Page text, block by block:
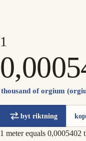
thousand of orgium
byt riktning
1 meter equals 0,0005402